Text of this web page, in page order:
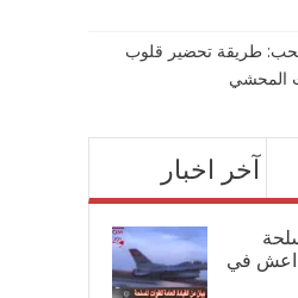
طريقة تحضير قلوب
المحشي
آخر اخبار
في